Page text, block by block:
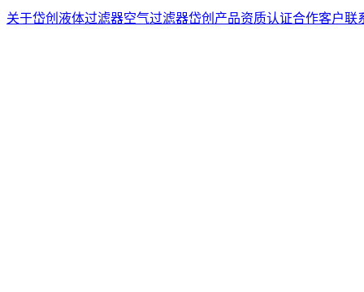
关于岱创 液体过滤器空气过滤器岱创产品资质认证合作客户联